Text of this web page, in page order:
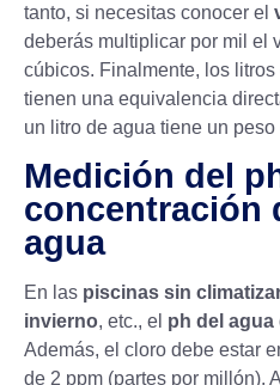
tanto, si necesitas conocer el
deberás multiplicar por mil el
cúbicos. Finalmente, los litros
tienen una equivalencia
un litro de agua tiene un
Medición del
concentración
agua
En las piscinas sin
invierno, etc., el ph del agua
Además, el cloro debe estar
de 2 ppm (partes por millón).